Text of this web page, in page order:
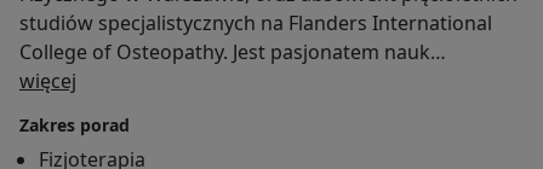
studiów specjalistycznych na Flanders International
College of Osteopathy. Jest pasjonatem nauk
biologicznych, osteopatii, medycyny, biomechaniki i
specjalistów na całym świecie. Oprócz medycyny
więcej
Zakres porad
Fizjoterapia